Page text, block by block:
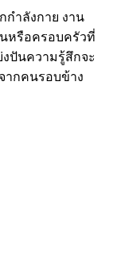
กำลังกาย งาน
นหรือครอบครัวที่
งปันความรู้สึกจะ
ากคนรอบข้าง